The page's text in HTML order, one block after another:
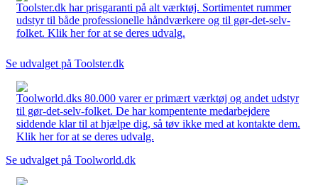
Toolster.dk har prisgaranti på alt værktøj. Sortimentet rummer
udstyr til både professionelle håndværkere og til gør-det-selv-
folket. Klik her for at se deres udvalg.
Se udvalget på Toolster.dk
Toolworld.dks 80.000 varer er primært værktøj og andet udstyr
til gør-det-selv-folket. De har kompentente medarbejdere
siddende klar til at hjælpe dig, så tøv ikke med at kontakte dem.
Klik her for at se deres udvalg.
Se udvalget på Toolworld.dk